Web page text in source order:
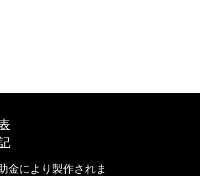
金により製作されま